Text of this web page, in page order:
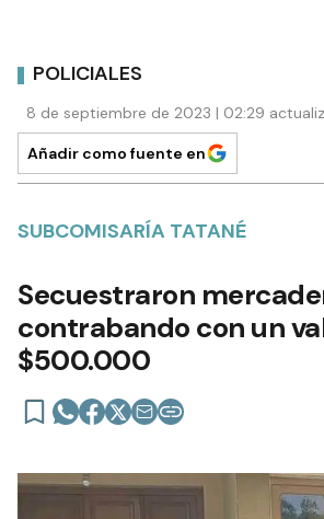
POLICIALES
8 de septiembre de 2023 | 02:29
Añadir como fuente en
SUBCOMISARÍA TATANÉ
Secuestraron
contrabando con un
$500.000